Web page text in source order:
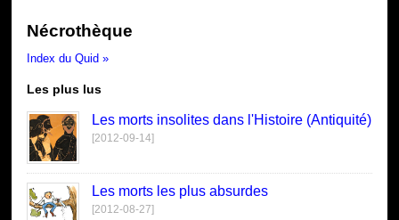
Nécrothèque
Index du Quid »
Les plus lus
Les morts insolites dans l'Histoire (Antiquité)
[2012-09-14]
Les morts les plus absurdes
[2012-08-27]